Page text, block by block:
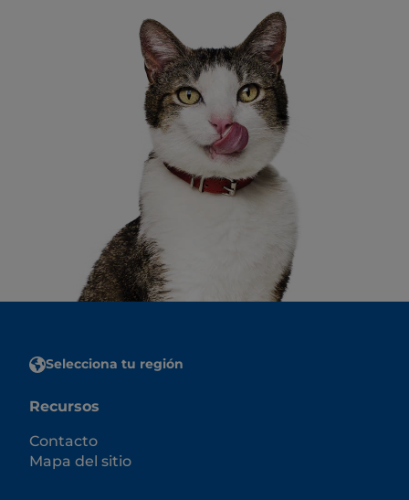
Selecciona tu región
Recursos
Contacto
Mapa del sitio